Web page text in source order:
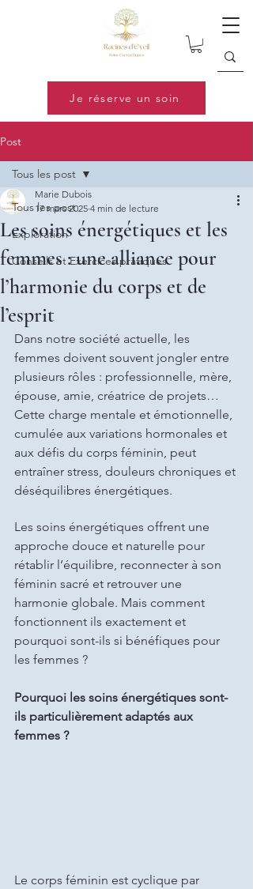
Je réserve un soin
Post
Tous les post
Exploration
Conseils et Exercices pratiques
Tous les post
Les soins énergétiques et les
femmes : une alliance pour
l’harmonie du corps et de
l’esprit
Marie Dubois
17 mars 2025 4 min de lecture
Dans notre société actuelle, les
femmes doivent souvent jongler entre
plusieurs rôles : professionnelle, mère,
épouse, amie, créatrice de projets…
Cette charge mentale et émotionnelle,
cumulée aux variations hormonales et
aux défis du corps féminin, peut
entraîner stress, douleurs chroniques et
déséquilibres énergétiques.
Les soins énergétiques offrent une
approche douce et naturelle pour
rétablir l’équilibre, reconnecter à son
féminin sacré et retrouver une
harmonie globale. Mais comment
fonctionnent ils exactement et
pourquoi sont-ils si bénéfiques pour
les femmes ?
Pourquoi les soins énergétiques sont-
ils particulièrement adaptés aux
femmes ?
Le corps féminin est cyclique par